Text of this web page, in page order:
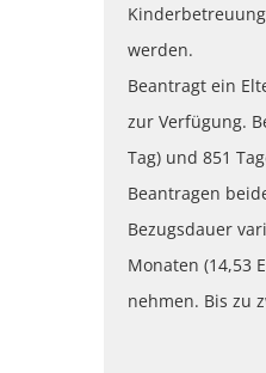
werden.
Beantragt ein
zur Verfügung.
Tag) und 851
Beantragen
Bezugsdauer
Monaten (14,53
nehmen. Bis zu